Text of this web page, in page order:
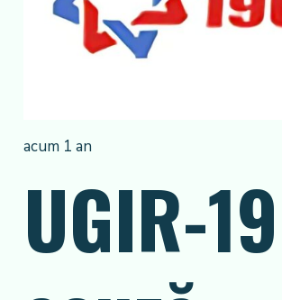
acum 1 an
UGIR-